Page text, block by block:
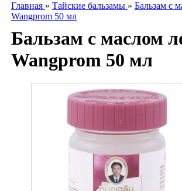
Главная » Тайские бальзамы » Бальзам с
Wangprom 50 мл
Бальзам с маслом
Wangprom 50 мл